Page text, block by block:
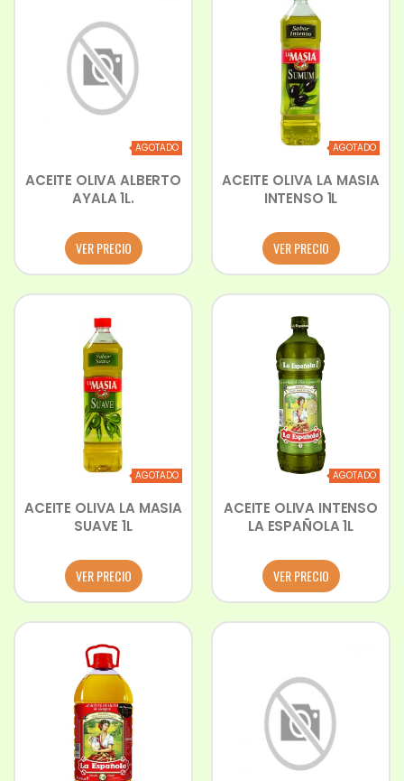
AGOTADO
ACEITE OLIVA ALBERTO
AYALA 1L.
VER PRECIO
AGOTADO
ACEITE OLIVA LA MASIA
INTENSO 1L
VER PRECIO
AGOTADO
ACEITE OLIVA LA MASIA
SUAVE 1L
VER PRECIO
AGOTADO
ACEITE OLIVA INTENSO
LA ESPAÑOLA 1L
VER PRECIO